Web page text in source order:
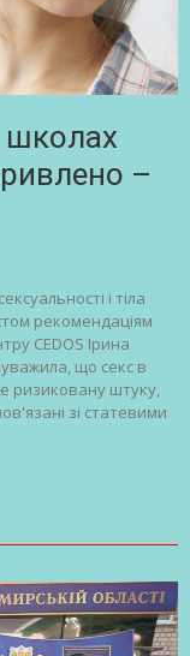
школах
–
і тіла
рекомендаціям
CEDOS Ірина
що секс в
ризиковану штуку,
зі статевими